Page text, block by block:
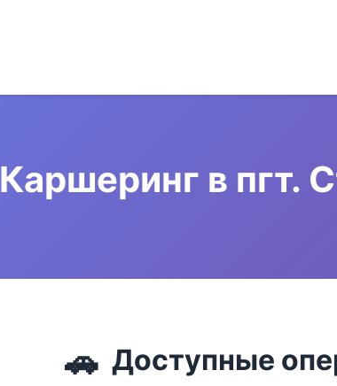
Каршеринг в пгт.
🚗 Доступные